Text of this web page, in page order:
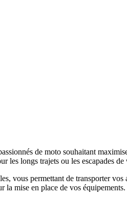
de moto souhaitant
les longs trajets ou les escapades de
vous permettant de transporter
mise en place de vos équipements.